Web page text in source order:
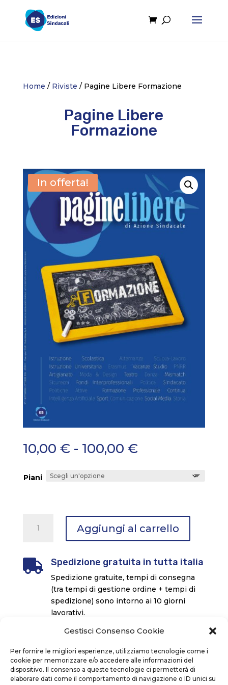
Gestisci Consenso Cookie
Per fornire le migliori esperienze, utilizziamo tecnologie come i
cookie per memorizzare e/o accedere alle informazioni del
dispositivo. Il consenso a queste tecnologie ci permetterà di
elaborare dati come il comportamento di navigazione o ID unici su
Home / Riviste / Pagine Libere Formazione
Pagine Libere
Formazione
In offerta!
10,00 € - 100,00 €Fascia
100,00 €
Piani
Libere
Formazione
Aggiungi al carrello
 Spedizione gratuita in tutta italia
Spedizione gratuite, tempi di consegna
(tra tempi di gestione ordine + tempi di
spedizione) sono intorno ai 10 giorni
lavorativi.
UNA COPIA DI PAGINE LIBERE: 10 EURO.
Abbonamento: Ricevi direttamente, a casa o in
ufficio, la nostra Rivista, 12 NUMERI A 100